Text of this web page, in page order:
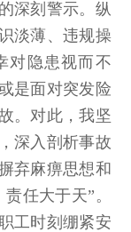
深刻警示。纵
淡薄、违规操
对隐患视而不
是面对突发险
。对此，我坚
深入剖析事故
弃麻痹思想和
任大于天”。
工时刻绷紧安